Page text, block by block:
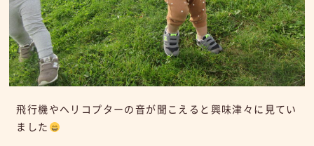
飛行機やヘリコプターの音が聞こえると興味津々に見てい
ました